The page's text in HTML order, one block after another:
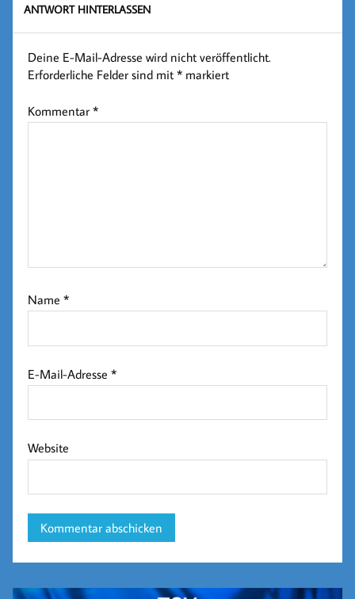
ANTWORT HINTERLASSEN
Deine E-Mail-Adresse wird nicht veröffentlicht.
Erforderliche Felder sind mit* markiert
Kommentar*
Name*
E-Mail-Adresse*
Website